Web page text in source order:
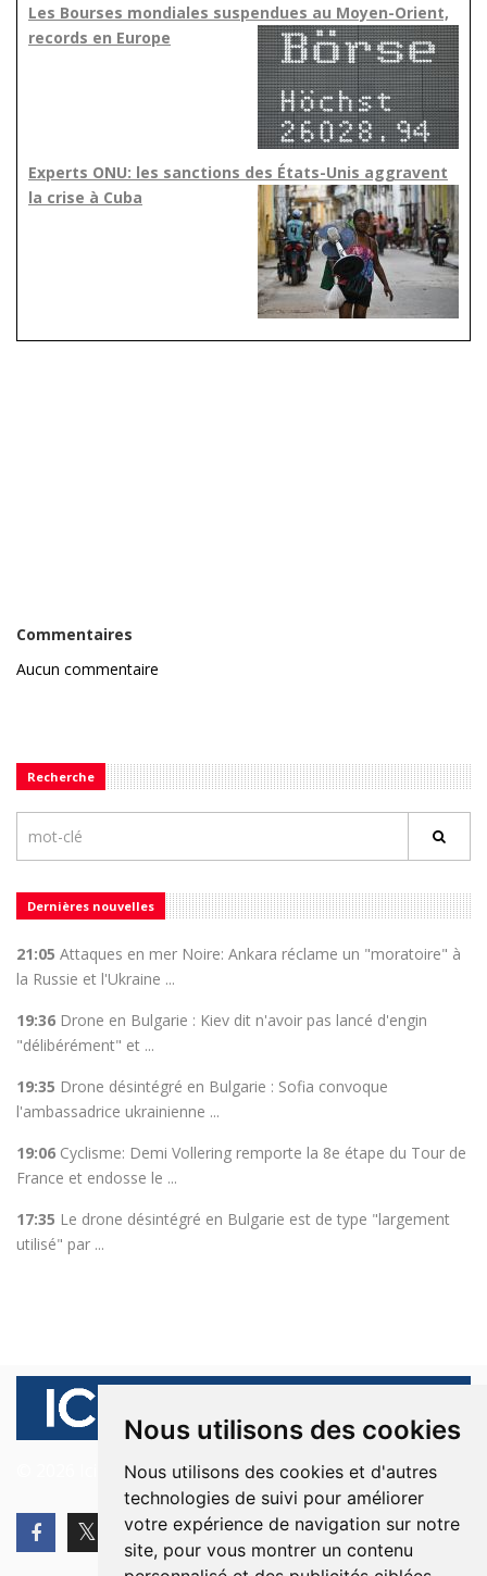
Nous utilisons des cookies
Nous utilisons des cookies et d'autres
technologies de suivi pour améliorer
votre expérience de navigation sur notre
site, pour vous montrer un contenu
Les Bourses mondiales suspendues au Moyen-Orient,
records en Europe
Experts ONU: les sanctions des États-Unis aggravent
la crise à Cuba
Commentaires
Aucun commentaire
Recherche
Dernières nouvelles
21:05 Attaques en mer Noire: Ankara réclame un "moratoire" à
la Russie et l'Ukraine ...
19:36 Drone en Bulgarie : Kiev dit n'avoir pas lancé d'engin
"délibérément" et ...
19:35 Drone désintégré en Bulgarie : Sofia convoque
l'ambassadrice ukrainienne ...
19:06 Cyclisme: Demi Vollering remporte la 8e étape du Tour de
France et endosse le ...
17:35 Le drone désintégré en Bulgarie est de type "largement
utilisé" par ...
© 2026 Ici Beyrouth. Tous les droits sont réservés.